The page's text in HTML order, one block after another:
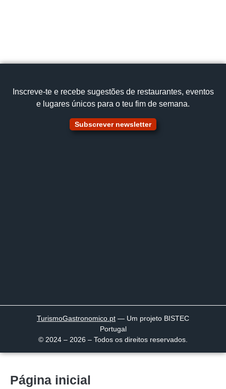
Inscreve‑te e recebe sugestões de restaurantes, eventos
e lugares únicos para o teu fim de semana.
Subscrever newsletter
TurismoGastronomico.pt — Um projeto BISTEC
Portugal
© 2024 – 2026 – Todos os direitos reservados.
Página inicial